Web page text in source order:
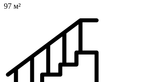
97 м²